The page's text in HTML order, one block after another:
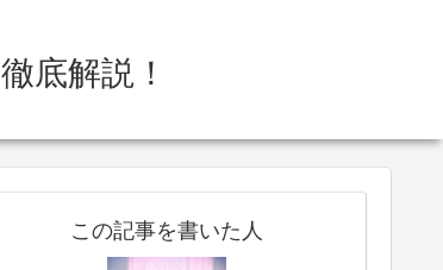
底解説！
この記事を書いた人